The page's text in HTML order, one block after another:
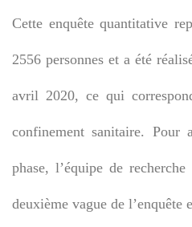
Cette enquête quantitative
2556 personnes et a été
avril 2020, ce qui
confinement sanitaire. Pour
phase, l’équipe de
deuxième vague de l’enquête